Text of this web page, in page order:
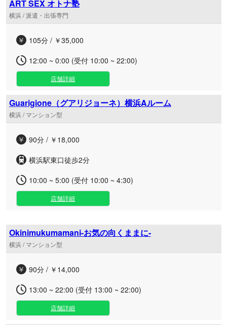
ART SEX オトナ塾
横浜 / 派遣・出張専門
105分 / ￥35,000
12:00 ~ 0:00 (受付 10:00 ~ 22:00)
店舗詳細
Guarigione（グアリジョーネ）横浜Aルーム
横浜 / マンション型
90分 / ￥18,000
横浜駅東口徒歩2分
10:00 ~ 5:00 (受付 10:00 ~ 4:30)
店舗詳細
Okinimukumamani-お気の向くままに-
横浜 / マンション型
90分 / ￥14,000
13:00 ~ 22:00 (受付 13:00 ~ 22:00)
店舗詳細